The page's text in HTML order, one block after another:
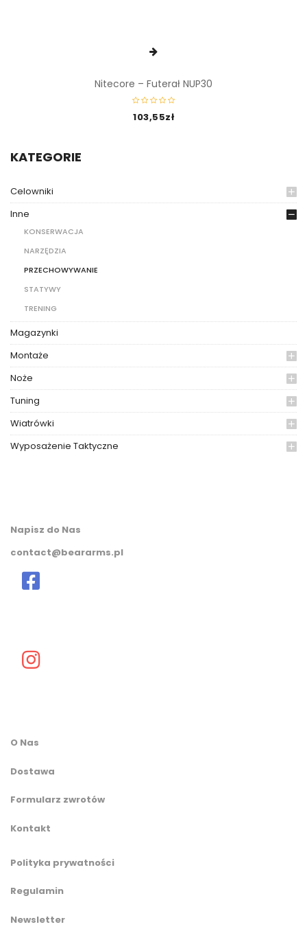
KATEGORIE
Celowniki
Inne
KONSERWACJA
NARZĘDZIA
PRZECHOWYWANIE
STATYWY
TRENING
Magazynki
Montaże
Noże
Tuning
Wiatrówki
Wyposażenie Taktyczne
Nitecore – Futerał NUP30
103,55zł
Napisz do Nas
contact@beararms.pl
O Nas
Dostawa
Formularz zwrotów
Kontakt
Polityka prywatności
Regulamin
Newsletter